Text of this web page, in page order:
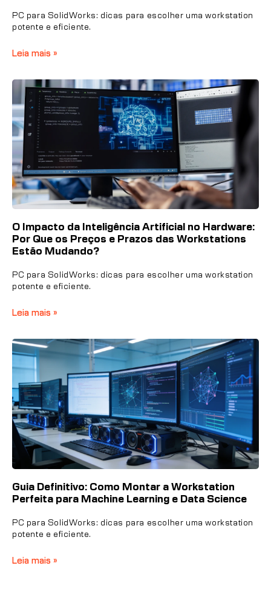
PC para SolidWorks: dicas para escolher uma workstation
potente e eficiente.
Leia mais »
O Impacto da Inteligência Artificial no Hardware:
Por Que os Preços e Prazos das Workstations
Estão Mudando?
PC para SolidWorks: dicas para escolher uma workstation
potente e eficiente.
Leia mais »
Guia Definitivo: Como Montar a Workstation
Perfeita para Machine Learning e Data Science
PC para SolidWorks: dicas para escolher uma workstation
potente e eficiente.
Leia mais »